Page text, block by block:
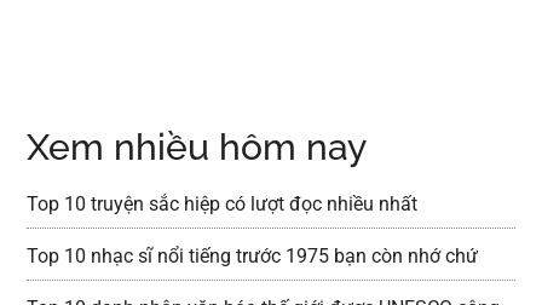
Xem nhiều hôm nay
Top 10 truyện sắc hiệp có lượt đọc nhiều nhất
Top 10 nhạc sĩ nổi tiếng trước 1975 bạn còn nhớ chứ